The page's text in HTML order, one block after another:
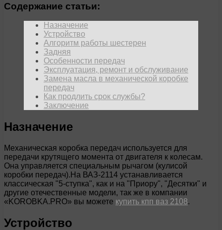
Содержание статьи:
Назначение
Устройство
Алгоритм работы шестерен
Задняя
Особенности передач
Эксплуатация, ремонт и обслуживание
Замена масла в механической коробке
передач
Как продлить срок службы?
Заключение
Назначение
Механическая коробка передач используется для
передачи крутящего момента от двигателя к колесам.
Она управляется специальным рычагом (кулисой
коробки передач).На ВАЗ-2114 устанавливается
классическая "5-ступка", как и на "Приору", "Десятки" и
другие отечественные модели, так же в компании
«KOROBKA.PRO» вы можете купить кпп ваз 2108.
Устройство